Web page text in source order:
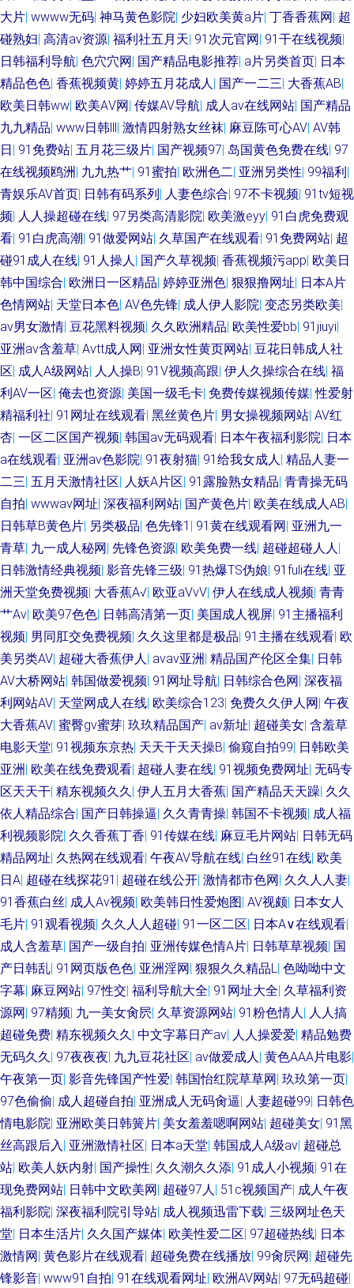
逼 狠狠插资源网 精品视频初夜在线 97自拍在线 亚洲色图13 操素人妻 国产
欧美撸日韩 国产呦交精品视频 草逼国产 五月超碰在线婷婷 黄色三级片视频
伊人操碰 含羞草黄影院 成人香蕉av 亚洲精品在线一 九一视频入口 91国产微
拍 AV福利午夜导航 国产精品97 香蕉久草 成人福利AV 六月天成人导航 在线
看香蕉视频 日韩有码三级 欧美群p成人网 亚洲综合中文网 天天撸天天干 韩
国三级日逼AV 日本αV视频 91精品大神 狼友秘密入口 91中文视频 国产白虎
白丝 91日韩高清 超碰在线中文 日本女色色视频 丁香五香天堂网 传媒AV影视
深夜福利视频网 99h片 九一网站永久免费 午夜影院入口 91黄色软件 日韩综
合 国产精品草草 深夜福利视频导航 日韩中文欧美网 99爱草 超碰人人艹 婷
婷好色五月天 成人大香蕉电影 白丝内操 香蕉网站入口 青青草伊人网 亚洲成
大香蕉大香蕉蜜 成人猛猛av 国内视频自拍 极品白丝在线观看 欧美性交派对
av天堂吧 人妻人人摸 99桃色色首页 亚洲操逼在线 狼人综合婷婷五月 超碰免
费公开人妻 AV熟女 福利视频网址导航 99热爱豆 天天干网站 成人av福利2区
日本无码五区 日韩色色视频 成人性生网站 最新A片网址 91麻豆高清视频 91
熟妇在线 伪娘自慰网站 青青久久青青 97超碰免费公开 日韩AA电影院 av三
级片网 欧美日韩av 91n首页 97资源美女 草逼影视 AV在线资源网 超碰人人
午夜插逼网址网站 91麻豆萝莉熟女 国产自产91 3级电影下载网站 五月婷婷
社区 91国产TS 午夜传媒A午夜 91在线微拍视频 97婷婷www 91影音绯色 深
夜啪啪网址 91大神免费网址 A级视频 激情影音播放综合 微拍福利一区 豆花
成人精品 91白浆 青青肏屄 国产禁品无遮挡 AV无码福利 超碰天天干 久久草
草高清国产 日韩人妻视频导航 91se天美 福利A片500 成人黄色三级 五月天
激情人体 午夜熟女福利网 麻豆cao逼 欧日韩aa 狼牙五月天婷婷 五月花社区
电影 国内激情自拍视频 97超碰福利 国产传媒第三页 国产黄色成人在线 久久
九一豆花 欧美色图3 AV男人天堂网 亚洲黄色小说网 伊人成人在线网 午夜福
利剧院 超碰在线探花91 午夜寂寞影视院 免费看的91 久热这里 成人电影黄色
亚洲 亚洲综合小说网 玖玖男人资源站 国产社区情侣 大香蕉婷婷五月天 天天
日天天干aⅤ 日韩欧美大B 91性生活小视频 日韩色图色色 AV日韩网址 国产又
大 一道本高清 豆花av在线 人人艹人妻 男人的天堂网页 三级内射 国产精品3
亚州性色 香蕉影院导航 人人操笔 日韩无毛 九九视屏 日韩三级网站 一区二区
机械 91国内视频 AV操老逼 www97操 91干逼欧美 97狠狠色先锋 91精品传
媒 日韩肏逼网 www四虎 jk白丝被c 超碰97国产 超碰人人草人人干 亚洲韩国
大片| wwww无码| 神马黄色影院| 少妇欧美黄a片| 丁香香蕉网| 超
碰熟妇| 高清av资源| 福利社五月天| 91次元官网| 91干在线视频|
日韩福利导航| 色穴穴网| 国产精品电影推荐| a片另类首页| 日本
精品色色| 香蕉视频黄| 婷婷五月花成人| 国产一二三| 大香蕉AB|
欧美日韩ww| 欧美AⅤ网| 传媒AV导航| 成人av在线网站| 国产精品
九九精品| www日韩lll| 激情四射熟女丝袜| 麻豆陈可心AV| AV韩
日| 91免费站| 五月花三级片| 国产视频97| 岛国黄色免费在线| 97
在线视频鸥洲 | 九九热艹| 91蜜拍| 欧洲色二| 亚洲另类性| 99福利|
青娱乐AV首页| 日韩有码系列| 人妻色综合| 97不卡视频| 91tv短视
频| 人人操超碰在线| 97另类高清影院| 欧美激eyy| 91白虎免费观
看| 91白虎高潮| 91做爱网站| 久草国产在线观看| 91免费网站| 超
碰91成人在线| 91人操人| 国产久草视频| 香蕉视频污app| 欧美日
韩中国综合| 欧洲日一区精品| 婷婷亚洲色| 狠狠撸网址| 日本A片
色情网站| 天堂日本色| AV色先锋| 成人伊人影院| 变态另类欧美|
av男女激情| 豆花黑料视频| 久久欧洲精品| 欧美性爱bb| 91jiuyi|
亚洲av含羞草| Avtt成人网| 亚洲女性黄页网站| 豆花日韩成人社
区| 成人A级网站| 人人操B| 91V视频高跟| 伊人久操综合在线| 福
利AV一区| 俺去也资源| 美国一级毛卡| 免费传媒视频传媒|性爱射
精福利社| 91网址在线观看| 黑丝黄色片| 男女操视频网站| AV红
杏| 一区二区国产视频| 韩国av无码观看| 日本午夜福利影院| 日本
a在线观看| 亚洲av色影院| 91夜射猫| 91给我女成人| 精品人妻一
二三| 五月天激情社区| 人妖A片区| 91露脸熟女精品| 青青操无码
自拍| wwwav网址| 深夜福利网站| 国产黄色片| 欧美在线成人AB|
日韩草B黄色片| 另类极品| 色先锋1 | 91黄在线观看网| 亚洲九一
青草| 九一成人秘网| 先锋色资源| 欧美免费一线| 超碰超碰人人|
日韩激情经典视频| 影音先锋三级| 91热爆TS伪娘| 91fuli在线| 亚
洲天堂免费视频| 大香蕉A√| 欧亚aVvV| 伊人在线成人视频| 青青
艹Av| 欧美97色色| 日韩高清第一页| 美国成人视屏| 91主播福利
视频| 男同肛交免费视频| 久久这里都是极品| 91主播在线观看| 欧
美另类AV| 超碰大香蕉伊人| avav亚洲 | 精品国产伦区全集| 日韩
AV大桥网站| 韩国做爱视频| 91网址导航| 日韩综合色网| 深夜福
利网站AV| 天堂网成人在线| 欧美综合123| 免费久久伊人网| 午夜
大香蕉AV| 蜜臀gv蜜芽| 玖玖精品国产| av新址| 超碰美女| 含羞草
电影天堂| 91视频东京热| 天天干天天操B| 偷窥自拍99| 日韩欧美
亚洲 | 欧美在线免费观看| 超碰人妻在线| 91视频免费网址| 无码专
区天天干| 精东视频久久| 伊人五月大香蕉| 国产精品天天躁| 久久
依人精品综合| 国产日韩操逼| 久久青青操| 韩国不卡视频| 成人福
利视频影院| 久久香蕉丁香| 91传媒在线| 麻豆毛片网站| 日韩无码
精品网址| 久热网在线观看| 午夜AV导航在线| 白丝91在线| 欧美
日A| 超碰在线探花91 | 超碰在线公开| 激情都市色网| 久久人人妻|
91香蕉白丝| 成人Aⅴ视频| 欧美韩日性爱炮图| AV视颇| 日本女人
毛片| 91观看视频| 久久人人超碰| 91一区二区| 日本A∨在线观看|
成人含羞草| 国产一级自拍| 亚洲传媒色情A片| 日韩草草视频| 国
产日韩乱| 91网页版色色| 亚洲淫网| 狠狠久久精品L| 色呦呦中文
字幕| 麻豆网站| 97性交| 福利导航大全| 91网址大全| 久草福利资
源网| 97精频| 九一美女肏屄| 久草资源网站| 91粉色情人| 人人搞
超碰免费| 精东视频久久| 中文字幕日产av| 人人操爱爱| 精品勉费
无码久久| 97夜夜夜| 九九豆花社区| av做爱成人| 黄色AAA片电影|
午夜第一页| 影音先锋国产性爱| 韩国怡红院草草网| 玖玖第一页|
97色偷偷| 成人超碰自拍| 亚洲成人无码肏逼| 人妻超碰99| 日韩色
情电影院| 亚洲欧美日韩簧片| 美女羞羞嗯啊网站| 超碰美女| 91黑
丝高跟后入| 亚洲激情社区| 日本a天堂| 韩国成人A级av| 超碰总
站| 欧美人妖内射| 国产操性| 久久潮久久添| 91成人小视频| 91在
现免费网站| 日韩中文欧美网| 超碰97人| 51c视频国产| 成人午夜
福利影院| 深夜福利院引导站| 成人视频迅雷下载| 三级网址色天
堂| 日本生活片| 久久国产媒体| 欧美性爱二区| 97超碰热线| 日本
激情网| 黄色影片在线观看| 超碰免费在线播放| 99肏屄网| 超碰先
锋影音| www91自拍| 91在线观看网址| 欧洲AV网站| 97无码超碰|